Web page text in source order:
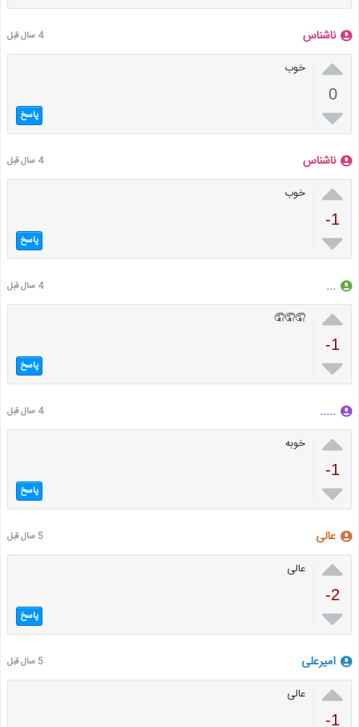
ناشناس 4 سال قبل

0

خوب
پاسخ
ناشناس 4 سال قبل

-1

خوب
پاسخ
... 4 سال قبل

-1

🤦🤦🤦
پاسخ
..... 4 سال قبل

-1

خوبه
پاسخ
عالی 5 سال قبل

-2

عالی
پاسخ
امیرعلی 5 سال قبل

-1
عالی